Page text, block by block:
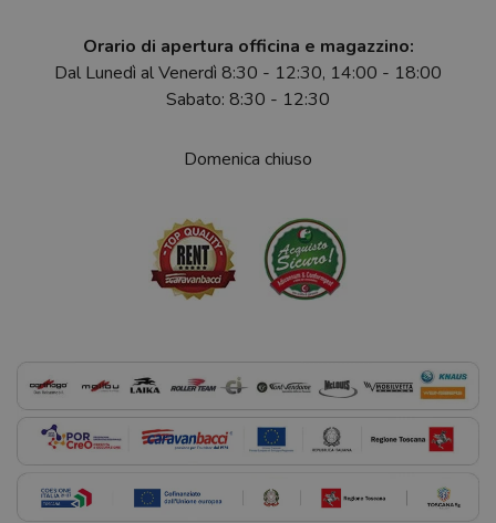
Orario di apertura officina e magazzino:
Dal Lunedì al Venerdì 8:30 - 12:30, 14:00 - 18:00
Sabato: 8:30 - 12:30
Domenica chiuso